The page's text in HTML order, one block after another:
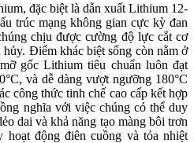
đặc biệt là dẫn xuất Lithium 12-
trúc mạng không gian cực kỳ đan
chịu được cường độ lực cắt cơ
Điểm khác biệt sống còn nằm ở
gốc Lithium tiêu chuẩn luôn đạt
và dễ dàng vượt ngưỡng 180°C
công thức tinh chế cao cấp kết hợp
nghĩa với việc chúng có thể duy
dai và khả năng tạo màng bôi trơn
động điên cuồng và tỏa nhiệt